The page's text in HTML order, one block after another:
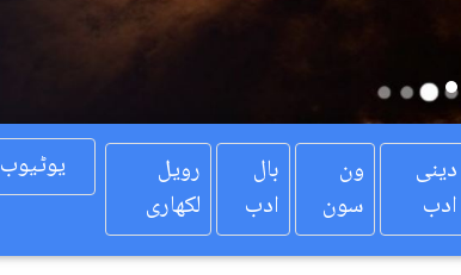
یوٹیوب
رویل
لکھاری
بال
ادب
ون
سون
دینی
ادب